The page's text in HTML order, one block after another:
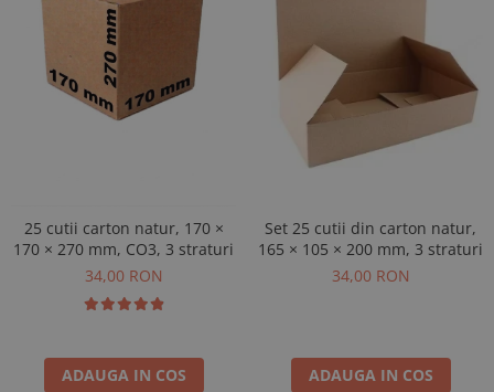
25 cutii carton natur, 170 ×
170 × 270 mm, CO3, 3 straturi
34,00 RON
ADAUGA IN COS
Set 25 cutii din carton natur,
165 × 105 × 200 mm, 3 straturi
34,00 RON
ADAUGA IN COS